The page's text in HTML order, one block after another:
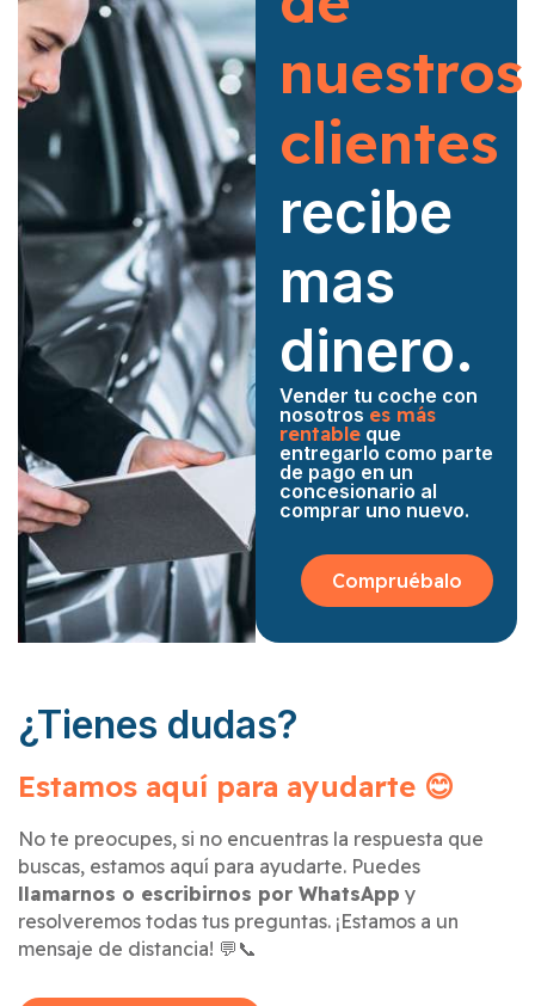
nuestros
clientes
recibe
mas
dinero.
Vender tu coche con
nosotros es más
rentableque
entregarlo como parte
de pago en un
concesionario al
comprar uno nuevo.
Compruébalo
¿Tienes dudas?
Estamos aquí para ayudarte 😊
No te preocupes, si no encuentras la respuesta que
buscas, estamos aquí para ayudarte. Puedes
llamarnos o escribirnos por WhatsApp y
resolveremos todas tus preguntas. ¡Estamos a un
mensaje de distancia! 💬📞